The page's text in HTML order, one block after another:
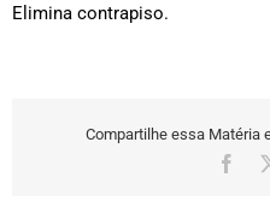
Elimina contrapiso.
Compartilhe essa Matéria